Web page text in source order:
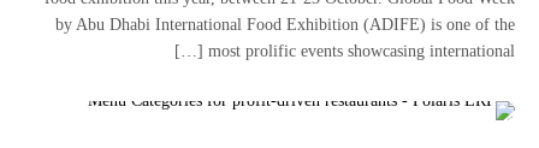
by Abu Dhabi International Food Exhibition (ADIFE) is one of the
most prolific events showcasing international […]